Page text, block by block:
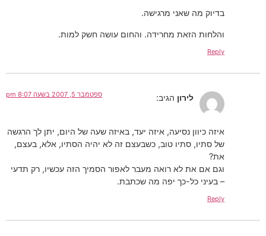
בדיוק מה שאני מרגישה.
והלחות הזאת מחרידה. והחום עושה חשק למות.
Reply
לירון הגיב: ספטמבר 5, 2007 בשעה 8:07 pm
איזה כיוון נסיעה, איזה יעד, באיזה שעה של היום, יתן לך הרגשה
של סתיו, סתיו טוב, כשבעצם זה לא יהיה הסתיו, אלא, בעצם,
את?
וגם אם את לא רואה מעבר לאפור הסמיך הזה עכשיו, רק תדעי
– בעיני כל-כך יפה מה שכתבת.
Reply